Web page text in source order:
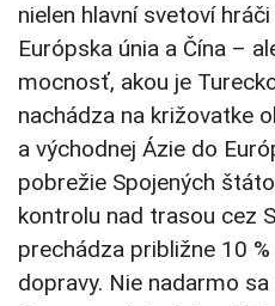
nielen hlavní svetoví
Európska únia a Čína –
mocnosť, akou je
nachádza na križovatke
a východnej Ázie do
pobrežie Spojených
kontrolu nad trasou cez
prechádza približne 10
dopravy. Nie nadarmo